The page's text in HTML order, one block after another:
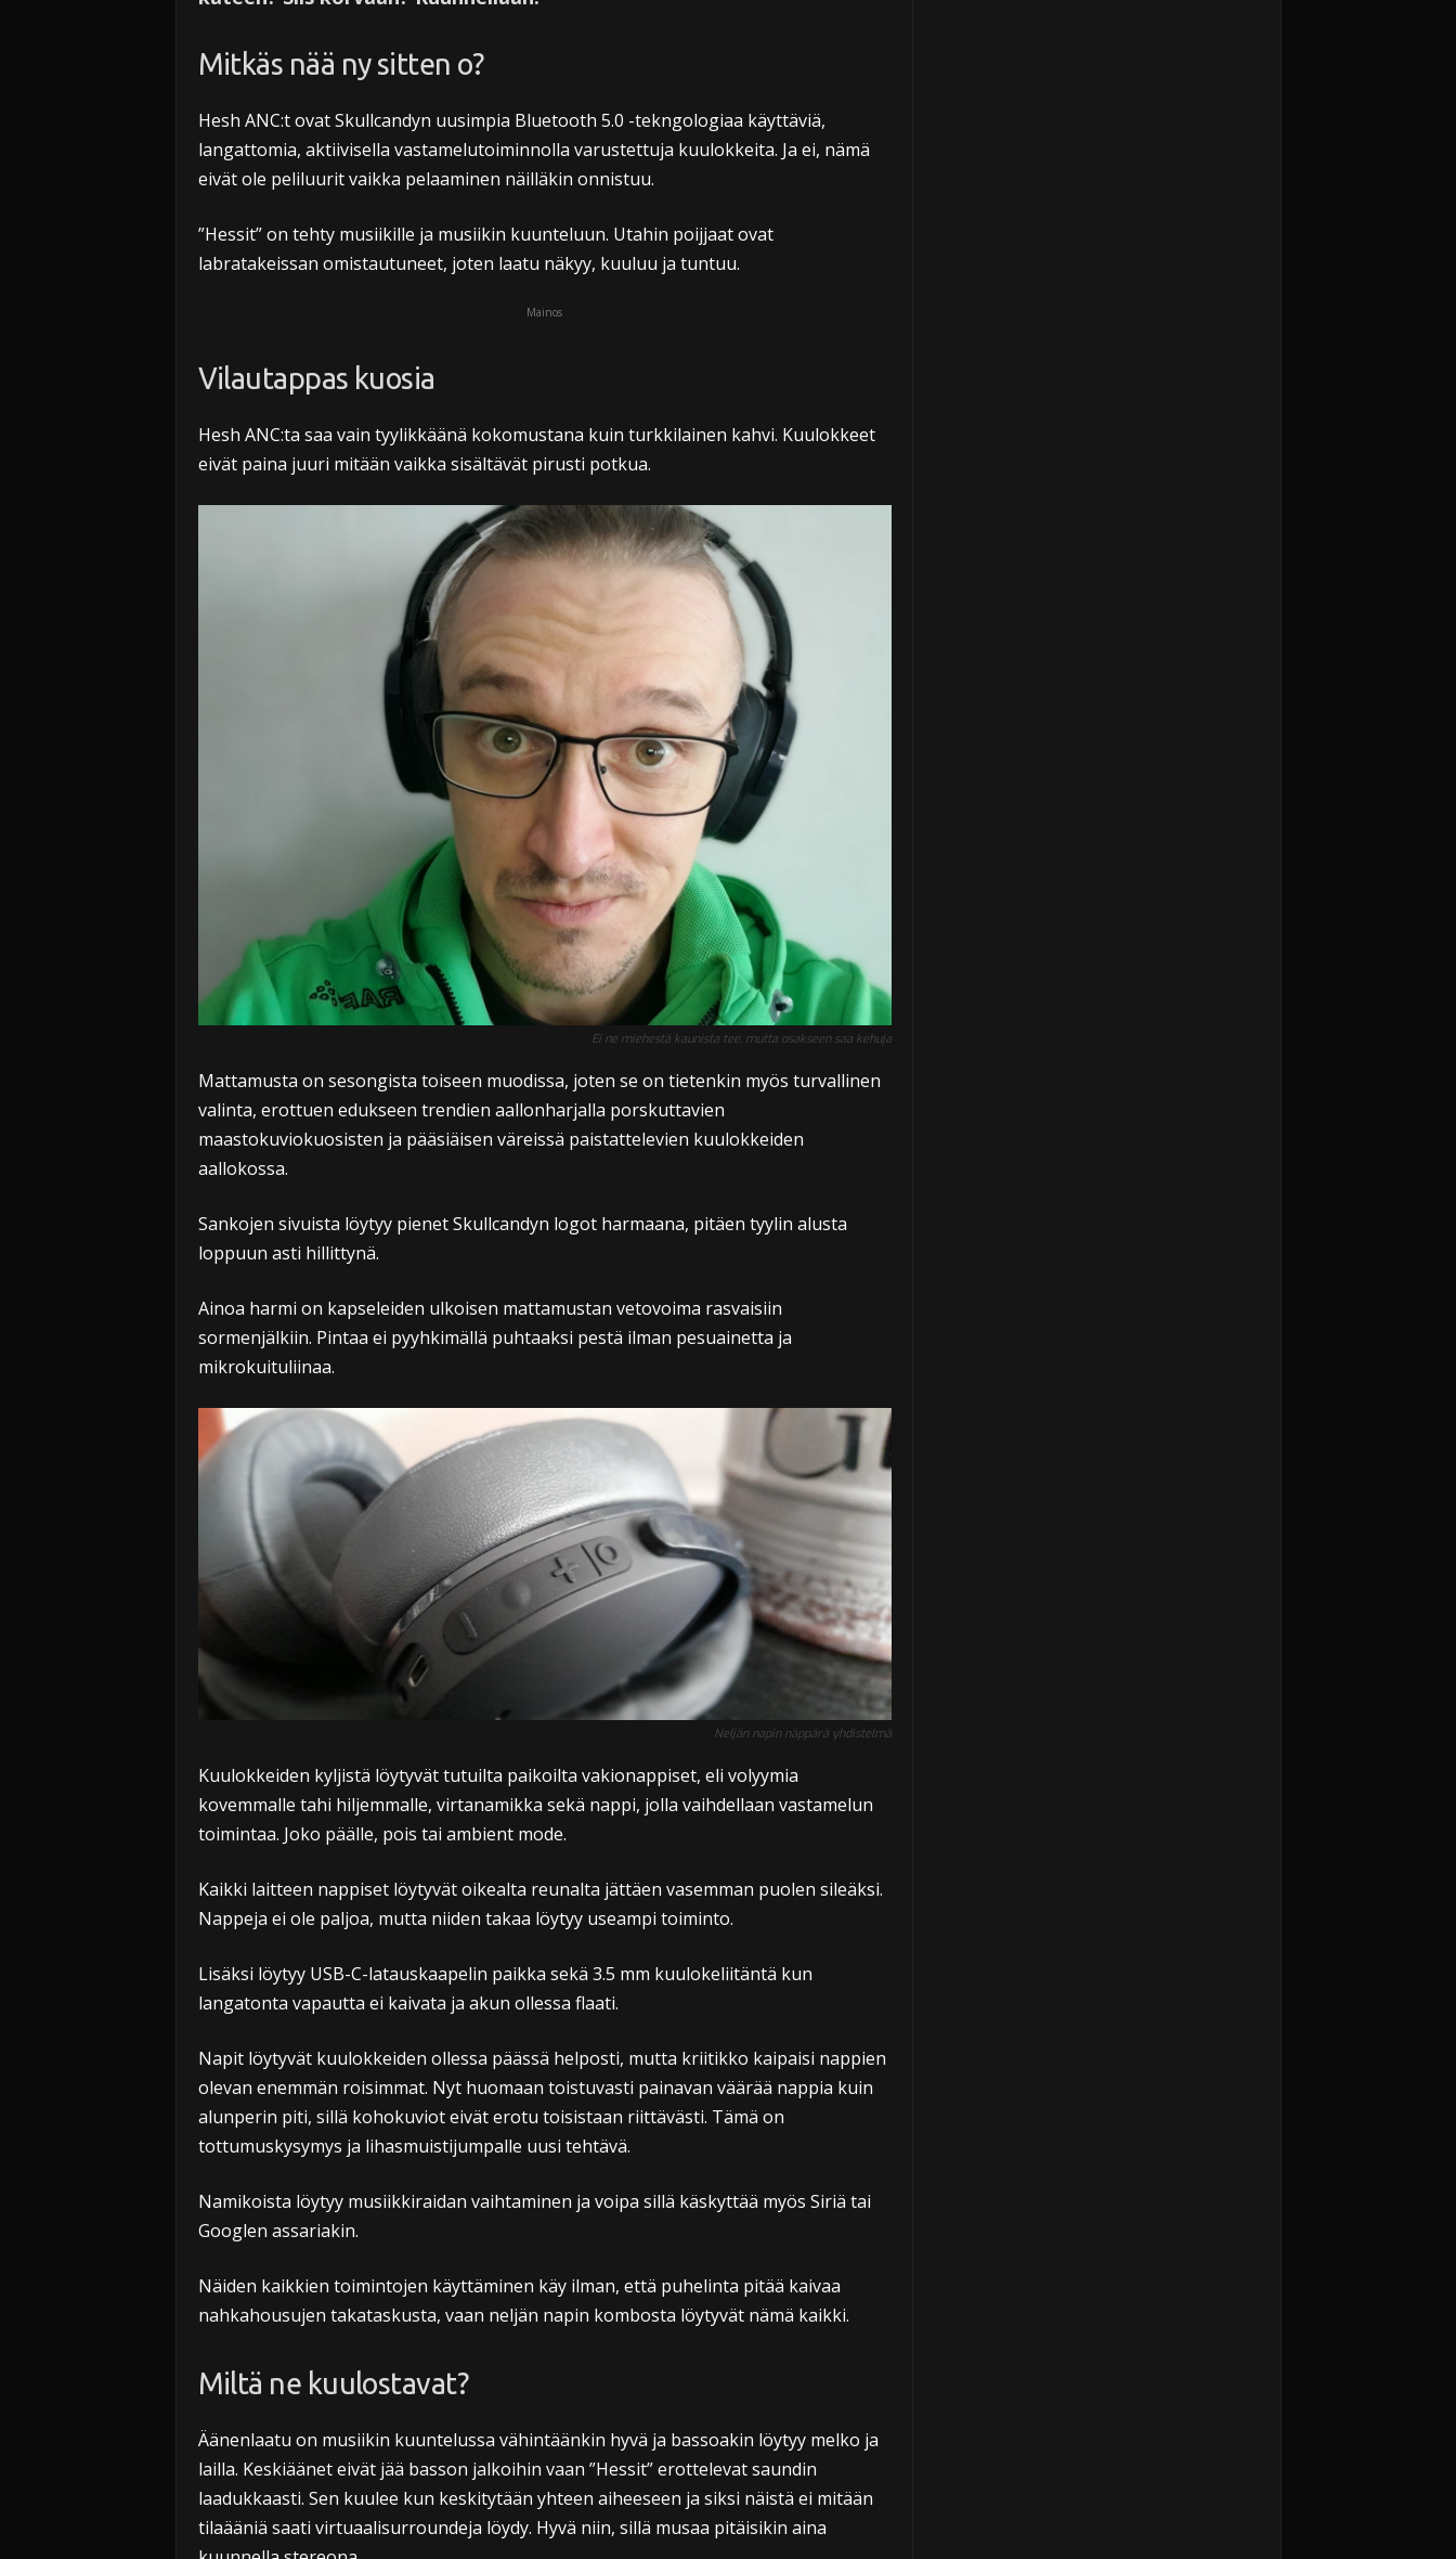
Mitkäs nää ny sitten o?
Hesh ANC:t ovat Skullcandyn uusimpia Bluetooth 5.0 -tekngologiaa käyttäviä,
langattomia, aktiivisella vastamelutoiminnolla varustettuja kuulokkeita. Ja ei, nämä
eivät ole peliluurit vaikka pelaaminen näilläkin onnistuu.
”Hessit” on tehty musiikille ja musiikin kuunteluun. Utahin poijjaat ovat
labratakeissan omistautuneet, joten laatu näkyy, kuuluu ja tuntuu.
Mainos
Vilautappas kuosia
Hesh ANC:ta saa vain tyylikkäänä kokomustana kuin turkkilainen kahvi. Kuulokkeet
eivät paina juuri mitään vaikka sisältävät pirusti potkua.
Ei ne miehestä kaunista tee, mutta osakseen saa kehuja
Mattamusta on sesongista toiseen muodissa, joten se on tietenkin myös turvallinen
valinta, erottuen edukseen trendien aallonharjalla porskuttavien
maastokuviokuosisten ja pääsiäisen väreissä paistattelevien kuulokkeiden
aallokossa.
Sankojen sivuista löytyy pienet Skullcandyn logot harmaana, pitäen tyylin alusta
loppuun asti hillittynä.
Ainoa harmi on kapseleiden ulkoisen mattamustan vetovoima rasvaisiin
sormenjälkiin. Pintaa ei pyyhkimällä puhtaaksi pestä ilman pesuainetta ja
mikrokuituliinaa.
Neljän napin näppärä yhdistelmä
Kuulokkeiden kyljistä löytyvät tutuilta paikoilta vakionappiset, eli volyymia
kovemmalle tahi hiljemmalle, virtanamikka sekä nappi, jolla vaihdellaan vastamelun
toimintaa. Joko päälle, pois tai ambient mode.
Kaikki laitteen nappiset löytyvät oikealta reunalta jättäen vasemman puolen sileäksi.
Nappeja ei ole paljoa, mutta niiden takaa löytyy useampi toiminto.
Lisäksi löytyy USB-C-latauskaapelin paikka sekä 3.5 mm kuulokeliitäntä kun
langatonta vapautta ei kaivata ja akun ollessa flaati.
Napit löytyvät kuulokkeiden ollessa päässä helposti, mutta kriitikko kaipaisi nappien
olevan enemmän roisimmat. Nyt huomaan toistuvasti painavan väärää nappia kuin
alunperin piti, sillä kohokuviot eivät erotu toisistaan riittävästi. Tämä on
tottumuskysymys ja lihasmuistijumpalle uusi tehtävä.
Namikoista löytyy musiikkiraidan vaihtaminen ja voipa sillä käskyttää myös Siriä tai
Googlen assariakin.
Näiden kaikkien toimintojen käyttäminen käy ilman, että puhelinta pitää kaivaa
nahkahousujen takataskusta, vaan neljän napin kombosta löytyvät nämä kaikki.
Miltä ne kuulostavat?
Äänenlaatu on musiikin kuuntelussa vähintäänkin hyvä ja bassoakin löytyy melko ja
lailla. Keskiäänet eivät jää basson jalkoihin vaan ”Hessit” erottelevat saundin
laadukkaasti. Sen kuulee kun keskitytään yhteen aiheeseen ja siksi näistä ei mitään
tilaääniä saati virtuaalisurroundeja löydy. Hyvä niin, sillä musaa pitäisikin aina